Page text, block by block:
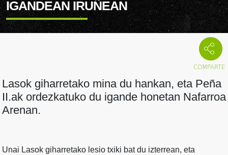
IGANDEAN IRUÑEAN
Lasok giharretako mina du hankan, eta Peña
II.ak ordezkatuko du igande honetan Nafarroa
Arenan.
Unai Lasok giharretako lesio txiki bat du izterrean, eta